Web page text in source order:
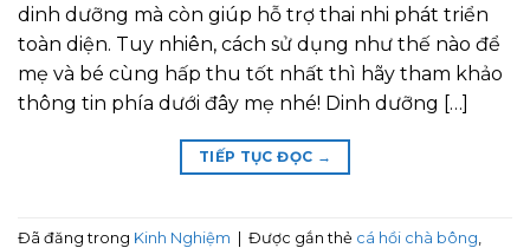
dinh dưỡng mà còn giúp hỗ trợ thai nhi phát triển
toàn diện. Tuy nhiên, cách sử dụng như thế nào để
mẹ và bé cùng hấp thu tốt nhất thì hãy tham khảo
thông tin phía dưới đây mẹ nhé! Dinh dưỡng […]
TIẾP TỤC ĐỌC →
Đã đăng trong Kinh Nghiệm Được gắn thẻ cá hồi chà bông